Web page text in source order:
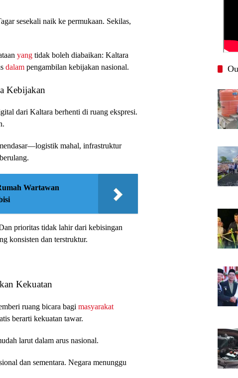
sesekali naik ke permukaan. Sekilas,
yang tidak boleh diabaikan: Kaltara
dalam pengambilan kebijakan nasional.
Kebijakan
dari Kaltara berhenti di ruang ekspresi.
mahal, infrastruktur
Wartawan
prioritas tidak lahir dari kebisingan
konsisten dan terstruktur.
Kekuatan
ruang bicara bagi masyarakat
berarti kekuatan tawar.
larut dalam arus nasional.
dan sementara. Negara menunggu